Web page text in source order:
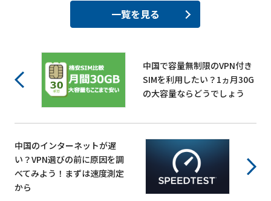
一覧を見る
中国で容量無制限のVPN付き
SIMを利用したい？1ヵ月30G
の大容量ならどうでしょう
中国のインターネットが遅
い？VPN選びの前に原因を調
べてみよう！まずは速度測定
から